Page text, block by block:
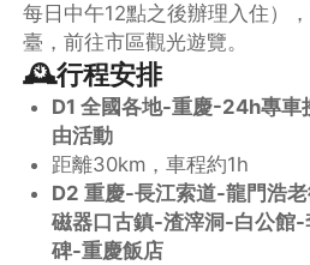
每日中午12點之後辦理入住）
臺，前往市區觀光遊覽。
🕰️行程安排
D1 全國各地-重慶-24h專車
由活動
距離30km，車程約1h
D2 重慶-長江索道-龍門浩
磁器口古鎮-渣滓洞-白公館
碑-重慶飯店